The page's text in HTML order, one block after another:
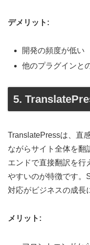
デメリット:
開発の頻度が低い
他のプラグインと
5.
TranslatePressは、直
ながらサイト全体を翻
エンドで直接翻訳を行
やすいのが特徴です。
対応がビジネスの成長
メリット: